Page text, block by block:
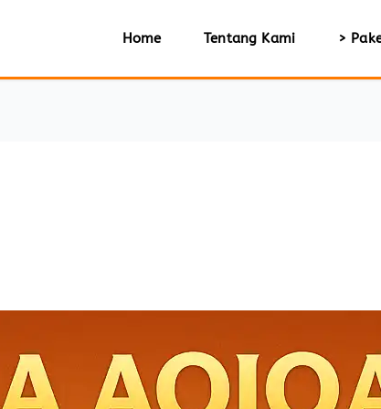
Home Tentang Kami >